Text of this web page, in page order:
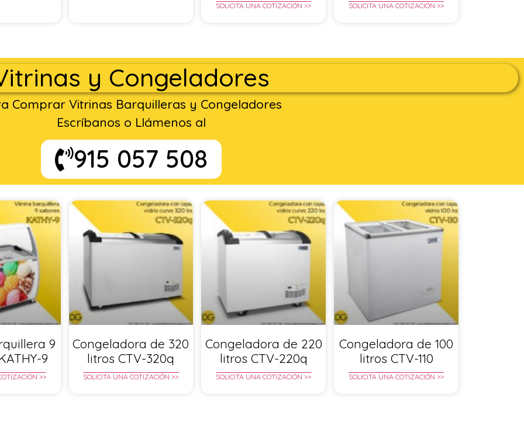
SOLICITA UNA COTIZACIÓN >> SOLICITA UNA COTIZACIÓN >>
y Congeladores
Comprar Vitrinas Barquilleras y Congeladores
Escríbanos o Llámenos al
915 057 508
9
9
>>
Congeladora de 320
litros CTV-320q
SOLICITA UNA COTIZACIÓN >>
Congeladora de 220
litros CTV-220q
SOLICITA UNA COTIZACIÓN >>
Congeladora de 100
litros CTV-110
SOLICITA UNA COTIZACIÓN >>